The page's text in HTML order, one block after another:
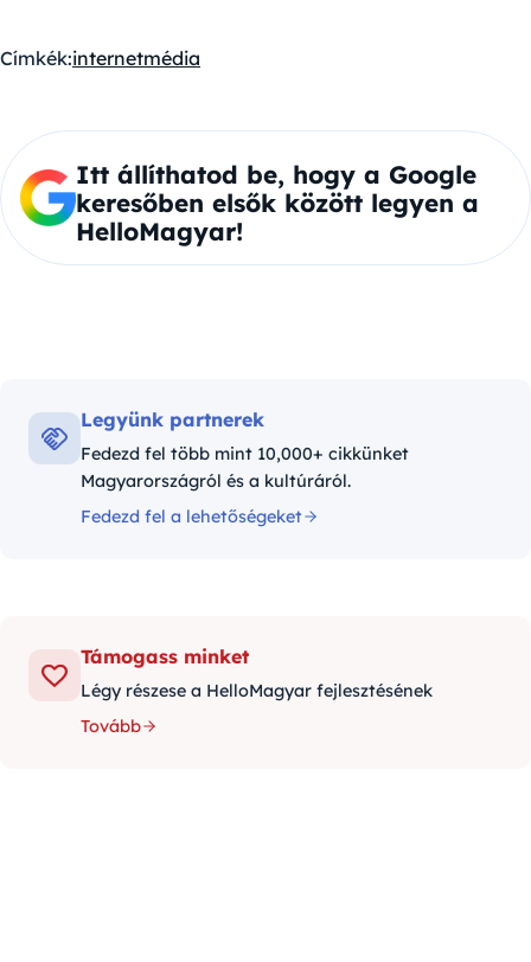
Címkék:internetmédia
Itt állíthatod be, hogy a Google
keresőben elsők között legyen a
HelloMagyar!
Legyünk partnerek
Fedezd fel több mint 10,000+ cikkünket
Magyarországról és a kultúráról.
Fedezd fel a lehetőségeket
Támogass minket
Légy részese a HelloMagyar fejlesztésének
Tovább